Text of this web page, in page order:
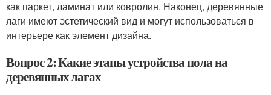
как паркет, ламинат или ковролин. Наконец, деревянные
лаги имеют эстетический вид и могут использоваться в
интерьере как элемент дизайна.
Вопрос 2: Какие этапы устройства пола на
деревянных лагах